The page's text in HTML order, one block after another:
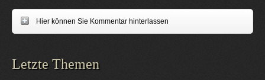
Hier können Sie Kommentar hinterlassen
Letzte Themen